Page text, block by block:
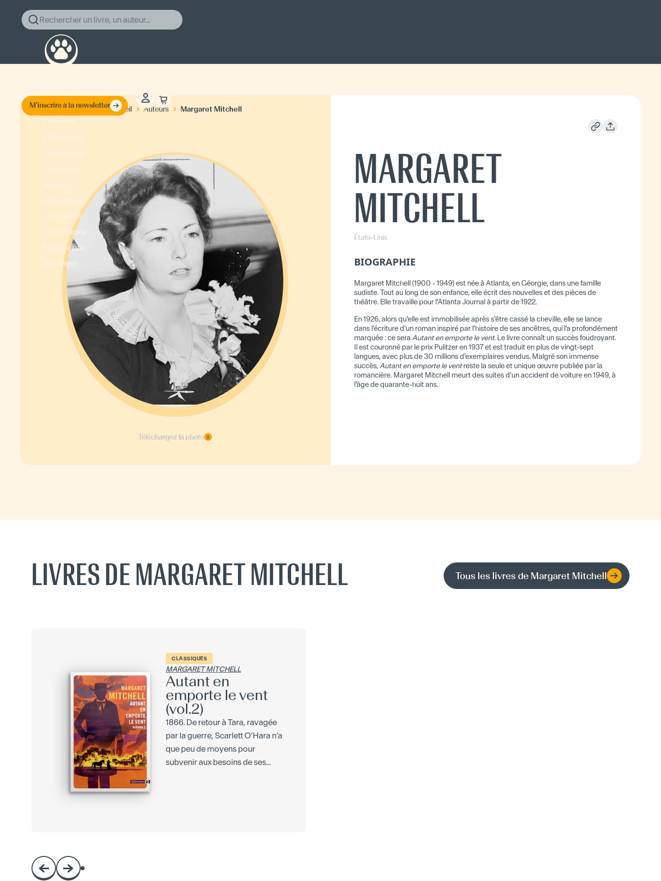
Rechercher un livre, un auteur...
M'inscrire à la newsletter
La Maison
Collections
Espace pro
Boutique
Accueil Auteurs Margaret Mitchell
Téléchargez la photo
MARGARET
MITCHELL
États-Unis
BIOGRAPHIE
Margaret Mitchell (1900 - 1949) est née à Atlanta, en Géorgie, dans une famille
sudiste. Tout au long de son enfance, elle écrit des nouvelles et des pièces de
théâtre. Elle travaille pour l'Atlanta Journal à partir de 1922.
En 1926, alors qu'elle est immobilisée après s'être cassé la cheville, elle se lance
dans l'écriture d'un roman inspiré par l'histoire de ses ancêtres, qui l'a profondément
marquée : ce sera Autant en emporte le vent. Le livre connaît un succès foudroyant.
Il est couronné par le prix Pulitzer en 1937 et est traduit en plus de vingt-sept
langues, avec plus de 30 millions d'exemplaires vendus. Malgré son immense
succès,Autant en emporte le ventreste la seule et unique œuvre publiée par la
romancière. Margaret Mitchell meurt des suites d'un accident de voiture en 1949, à
l'âge de quarante-huit ans.
LIVRES DE MARGARET MITCHELL Tous les livres de Margaret Mitchell
CLASSIQUES
MARGARET MITCHELL
Autant en
emporte le vent
(vol.2)
1866. De retour à Tara, ravagée
par la guerre, Scarlett O’Hara n’a
que peu de moyens pour
subvenir aux besoins de ses...